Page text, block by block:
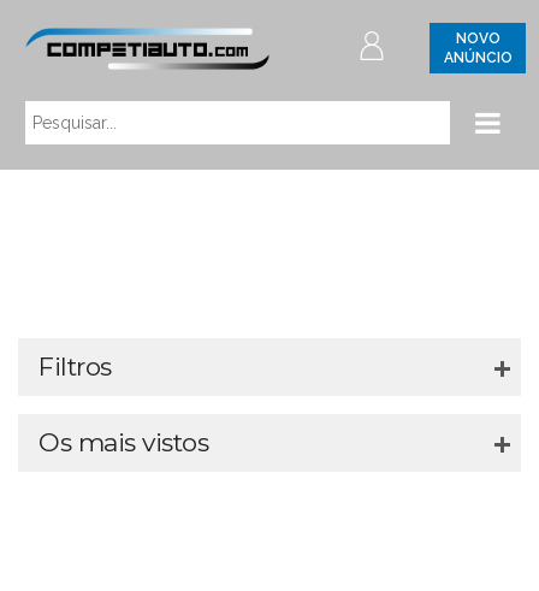
NOVO
ANÚNCIO
Filtros
Os mais vistos